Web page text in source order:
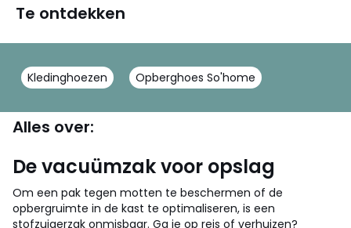
Te ontdekken
Kledinghoezen Opberghoes So'home
Alles over:
De vacuümzak voor opslag
Om een pak tegen motten te beschermen of de
opbergruimte in de kast te optimaliseren, is een
stofzuigerzak onmisbaar. Ga je op reis of verhuizen?